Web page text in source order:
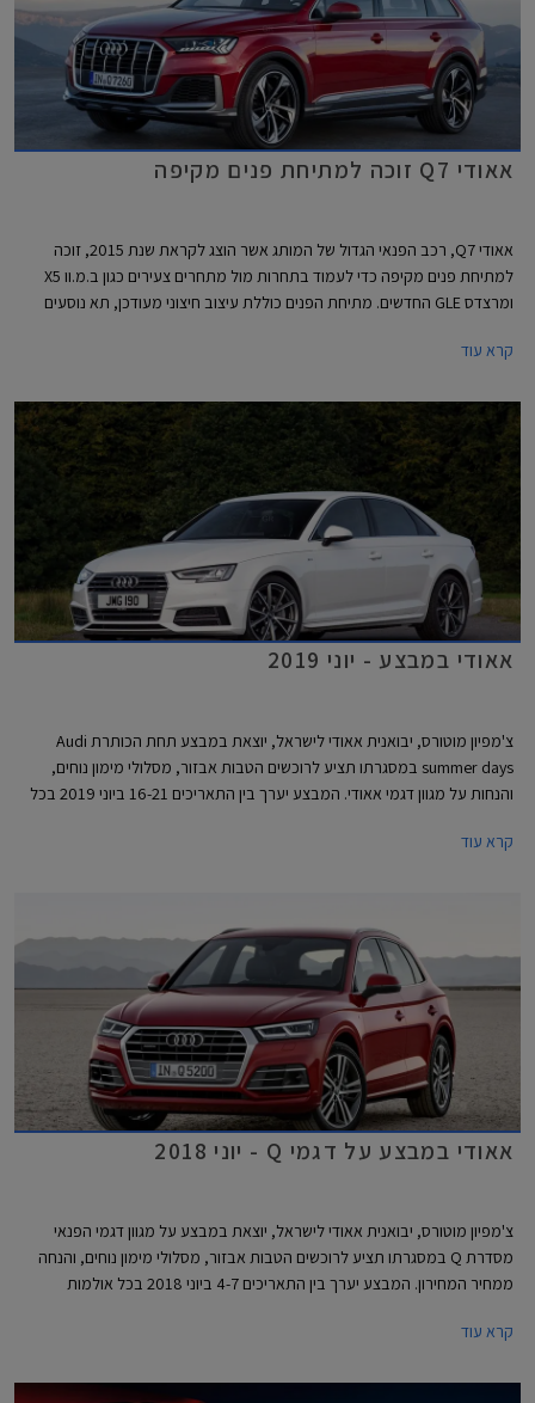
אאודי Q7 זוכה למתיחת פנים מקיפה
אאודי Q7, רכב הפנאי הגדול של המותג אשר הוצג לקראת שנת 2015, זוכה
למתיחת פנים מקיפה כדי לעמוד בתחרות מול מתחרים צעירים כגון ב.מ.וו X5
ומרצדס GLE החדשים. מתיחת הפנים כוללת עיצוב חיצוני מעודכן, תא נוסעים
וכמובן יחידות הנעה חדשות המשלבות מערכת מיקרו היברידית במתח 48V.
קרא עוד
אאודי במבצע - יוני 2019
צ'מפיון מוטורס, יבואנית אאודי לישראל, יוצאת במבצע תחת הכותרת Audi
summer days במסגרתו תציע לרוכשים הטבות אבזור, מסלולי מימון נוחים,
והנחות על מגוון דגמי אאודי. המבצע יערך בין התאריכים 16-21 ביוני 2019 בכל
קרא עוד
אאודי במבצע על דגמי Q - יוני 2018
צ'מפיון מוטורס, יבואנית אאודי לישראל, יוצאת במבצע על מגוון דגמי הפנאי
מסדרת Q במסגרתו תציע לרוכשים הטבות אבזור, מסלולי מימון נוחים, והנחה
ממחיר המחירון. המבצע יערך בין התאריכים 4-7 ביוני 2018 בכל אולמות
קרא עוד